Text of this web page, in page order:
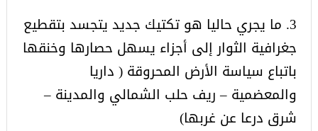
3. ما يجري حاليا هو تكتيك جديد يتجسد بتقطيع
جغرافية الثوار إلى أجزاء يسهل حصارها وخنقها
باتباع سياسة الأرض المحروقة ( داريا
والمعضمية – ريف حلب الشمالي والمدينة –
شرق درعا عن غربها)